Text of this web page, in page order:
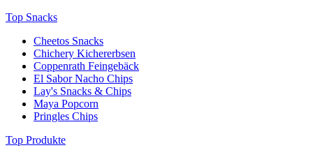
Top Snacks
Cheetos Snacks
Chichery Kichererbsen
Coppenrath Feingebäck
El Sabor Nacho Chips
Lay's Snacks & Chips
Maya Popcorn
Pringles Chips
Top Produkte